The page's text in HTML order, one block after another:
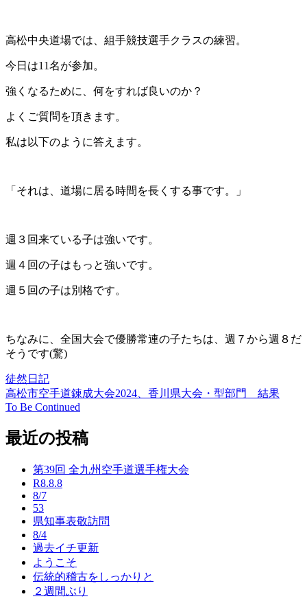
高松中央道場では、組手競技選手クラスの練習。
今日は11名が参加。
強くなるために、何をすれば良いのか？
よくご質問を頂きます。
私は以下のように答えます。
「それは、道場に居る時間を長くする事です。」
週３回来ている子は強いです。
週４回の子はもっと強いです。
週５回の子は別格です。
ちなみに、全国大会で優勝常連の子たちは、週７から週８だ
そうです(驚)
徒然日記
投
ナ
高松市空手道錬成大会2024、香川県大会・型部門 結果
To Be Continued
最近の投稿
第39回 全九州空手道選手権大会
R8.8.8
8/7
53
県知事表敬訪問
8/4
過去イチ更新
ようこそ
伝統的稽古をしっかりと
２週間ぶり